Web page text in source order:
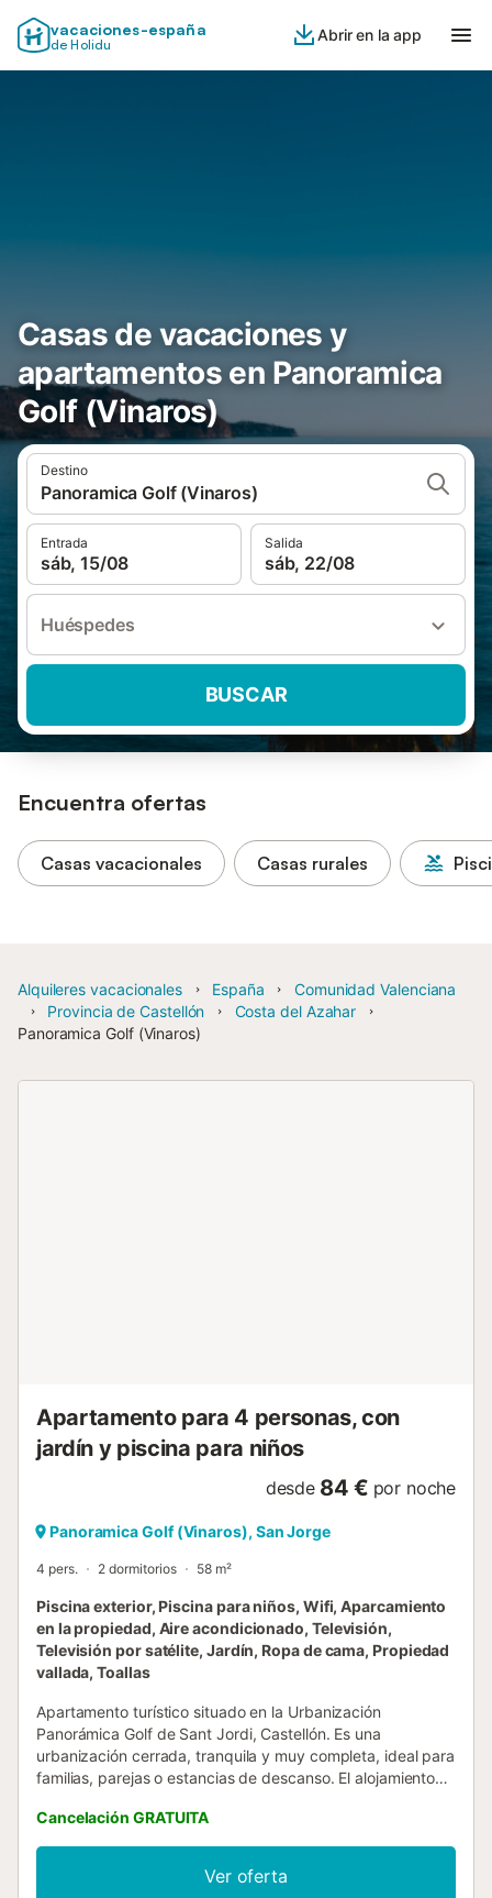
vacaciones-españa
de Holidu
Abrir en la app
Casas de vacaciones y
apartamentos en Panoramica
Golf (Vinaros)
Destino
Panoramica Golf (Vinaros)
Entrada
sáb, 15/08
Salida
sáb, 22/08
Huéspedes
BUSCAR
Encuentra ofertas
Casas vacacionales Casas rurales
Alquileres vacacionales España
Comunidad Valenciana
Provincia de Castellón
Costa del Azahar
Panoramica Golf (Vinaros)
Apartamento para 4 personas, con
jardín y piscina para niños
desde 84 € por noche
Panoramica Golf (Vinaros), San Jorge
4 pers. 2 dormitorios 58 m²
Piscina exterior, Piscina para niños, Wifi, Aparcamiento
en la propiedad, Aire acondicionado, Televisión,
Televisión por satélite, Jardín, Ropa de cama, Propiedad
vallada, Toallas
Apartamento turístico situado en la Urbanización
Panorámica Golf de Sant Jordi, Castellón. Es una
urbanización cerrada, tranquila y muy completa, ideal para
familias, parejas o estancias de descanso. El alojamiento
dormitorio doble, un dormitorio individual, salón, cocina
equipada y baño. Lo mejor del apartamento es su entorno:
la urbanización dispone de amplias zonas ajardinadas, 3
piscinas —una tipo isla, una de gran tamaño y una infantil
Cancelación GRATUITA
Ver oferta